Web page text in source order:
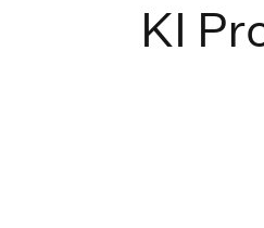
KI